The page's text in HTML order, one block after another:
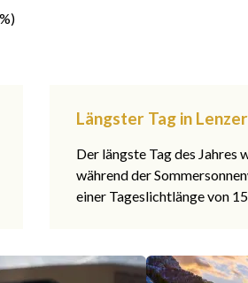
Längster Tag in
Der längste Tag des Jahres
während der
einer Tageslichtlänge von